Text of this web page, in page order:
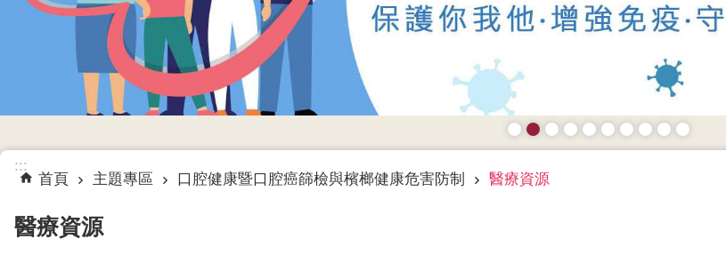
:::
首頁 主題專區 口腔健康暨口腔癌篩檢與檳榔健康危害防制 醫療資源
醫療資源